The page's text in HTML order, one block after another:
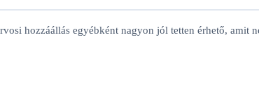
hozzáállás egyébként nagyon jól tetten érhető,